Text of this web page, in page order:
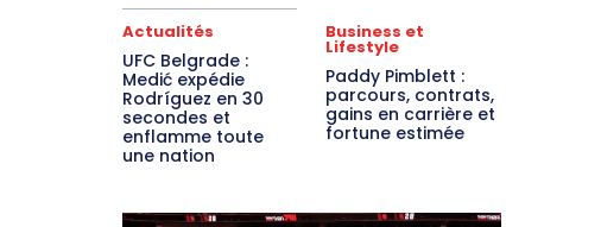
Actualités
UFC Belgrade :
Medić expédie
Rodríguez en 30
secondes et
enflamme toute
une nation
Business et
Lifestyle
Paddy Pimblett :
parcours, contrats,
gains en carrière et
fortune estimée